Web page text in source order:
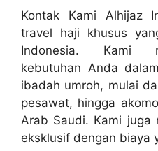
Kontak Kami Alhijaz
travel haji khusus
Indonesia. Kami
kebutuhan Anda
ibadah umroh, mulai
pesawat, hingga
Arab Saudi. Kami juga
eksklusif dengan biaya